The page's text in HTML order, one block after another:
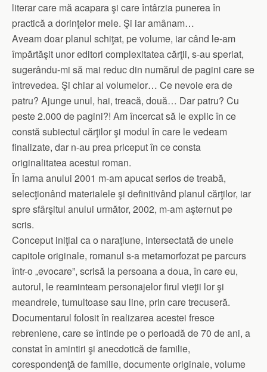
literar care mă acapara şi care întârzia punerea în
practică a dorinţelor mele. Şi iar amânam…
Aveam doar planul schiţat, pe volume, iar când le-am
împărtăşit unor editori complexitatea cărţii, s-au speriat,
sugerându-mi să mai reduc din numărul de pagini care se
întrevedea. Şi chiar al volumelor… Ce nevoie era de
patru? Ajunge unul, hai, treacă, două… Dar patru? Cu
peste 2.000 de pagini?! Am încercat să le explic în ce
constă subiectul cărţilor şi modul în care le vedeam
finalizate, dar n-au prea priceput în ce consta
originalitatea acestui roman.
În iarna anului 2001 m-am apucat serios de treabă,
selecţionând materialele şi definitivând planul cărţilor, iar
spre sfârşitul anului următor, 2002, m-am aşternut pe
scris.
Conceput iniţial ca o naraţiune, intersectată de unele
capitole originale, romanul s-a metamorfozat pe parcurs
într-o „evocare”, scrisă la persoana a doua, în care eu,
autorul, le reaminteam personajelor firul vieţii lor şi
meandrele, tumultoase sau line, prin care trecuseră.
Documentarul folosit în realizarea acestei fresce
rebreniene, care se întinde pe o perioadă de 70 de ani, a
constat în amintiri şi anecdotică de familie,
corespondenţă de familie, documente originale, volume